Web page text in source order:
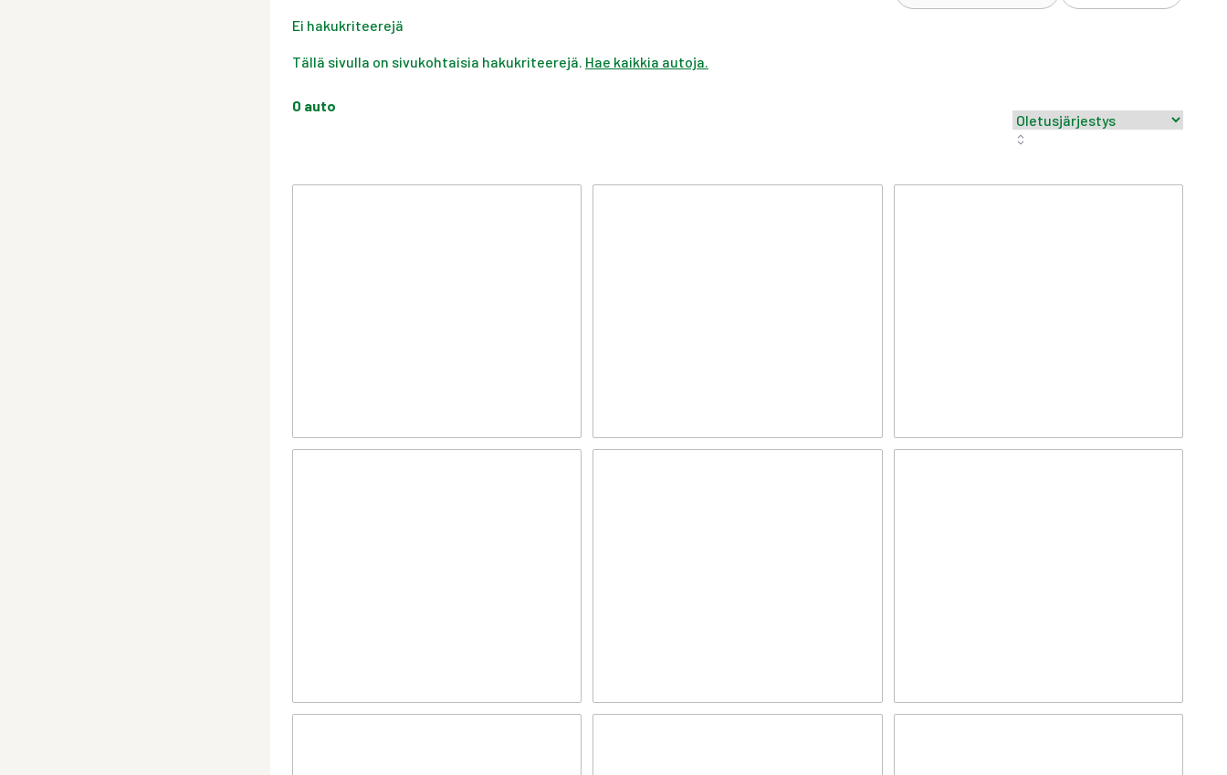
Ei hakukriteerejä
Tällä sivulla on sivukohtaisia hakukriteerejä. Hae kaikkia autoja.
0 auto